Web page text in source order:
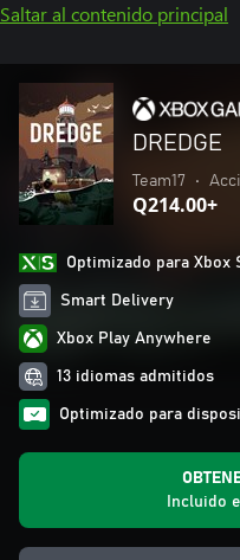
Saltar al contenido principal
DREDGE
Team17 •
Q214.00+
Optimizado para Xbox
Smart Delivery
Xbox Play Anywhere
13 idiomas admitidos
Optimizado para
Incluido